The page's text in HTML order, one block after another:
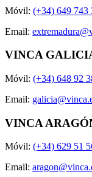
Móvil: (+34) 649 743
Email:
VINCA
Móvil: (+34) 648 92
Email:
VINCA
Móvil: (+34) 629 51
Email: